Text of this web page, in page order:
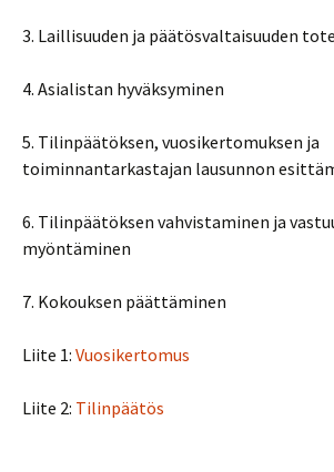
3. Laillisuuden ja päätösvaltaisuuden
4. Asialistan hyväksyminen
5. Tilinpäätöksen, vuosikertomuksen ja
toiminnantarkastajan lausunnon
6. Tilinpäätöksen vahvistaminen ja
myöntäminen
7. Kokouksen päättäminen
Liite 1: Vuosikertomus
Liite 2: Tilinpäätös